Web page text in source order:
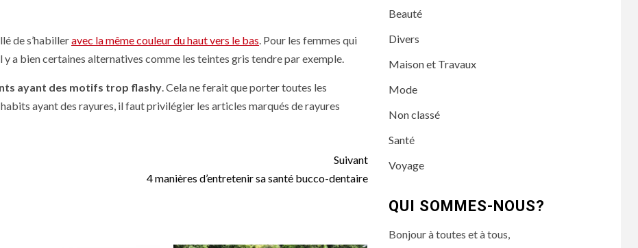
de s’habilleravec la même couleur du haut vers le bas. Pour les femmes qui
a bien certaines alternatives comme les teintes gris tendre par exemple.
ayant des motifs trop flashy. Cela ne ferait que porter toutes les
ayant des rayures, il faut privilégier les articles marqués de rayures
Suivant
4 manières d’entretenir sa santé bucco-dentaire
Beauté
Divers
Maison et Travaux
Mode
Non classé
Santé
Voyage
QUI SOMMES-NOUS?
Bonjour à toutes et à tous,